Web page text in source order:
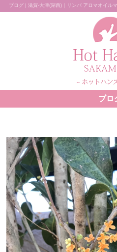
ブログ | 滋賀-大津(湖西)｜リンパ アロマオイル
ブロ